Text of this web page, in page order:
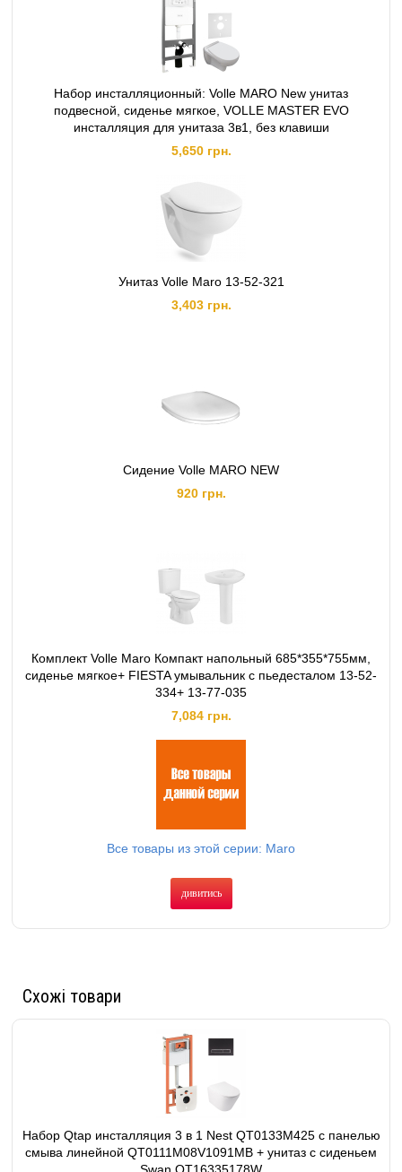
Набор инсталляционный: Volle MARO New унитаз
подвесной, сиденье мягкое, VOLLE MASTER EVO
инсталляция для унитаза 3в1, без клавиши
5,650 грн.
Унитаз Volle Maro 13-52-321
3,403 грн.
Сидение Volle MARO NEW
920 грн.
Комплект Volle Maro Компакт напольный 685*355*755мм,
сиденье мягкое+ FIESTA умывальник с пьедесталом 13-52-
334+ 13-77-035
7,084 грн.
Все товары из этой серии: Maro
дивитись
Схожі товари
Набор Qtap инсталляция 3 в 1 Nest QT0133M425 с панелью
смыва линейной QT0111M08V1091MB + унитаз с сиденьем